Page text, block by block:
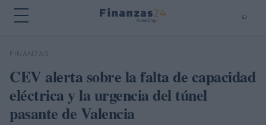
⌕
Buscar
FINANZAS
CEV alerta sobre la falta de capacidad
eléctrica y la urgencia del túnel
pasante de Valencia